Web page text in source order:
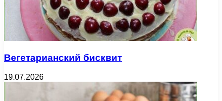
Вегетарианский бисквит
19.07.2026